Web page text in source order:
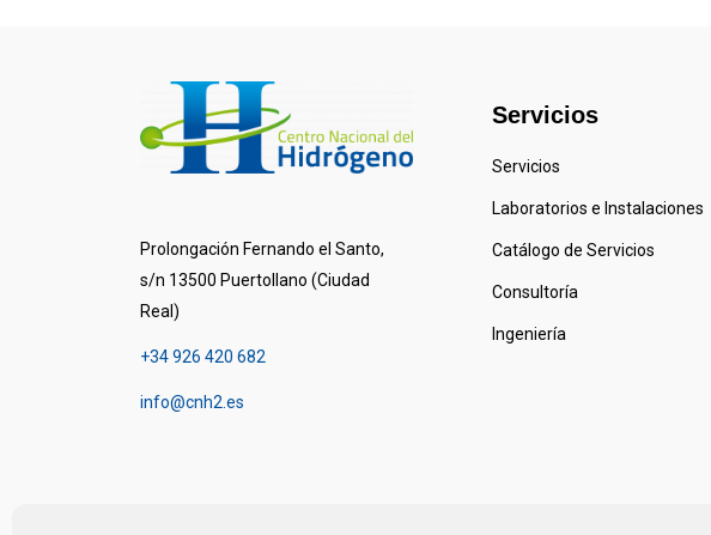
Prolongación Fernando el Santo,
s/n 13500 Puertollano (Ciudad
Real)
+34 926 420 682
info@cnh2.es
Servicios
Servicios
Laboratorios e Instalaciones
Catálogo de Servicios
Consultoría
Ingeniería